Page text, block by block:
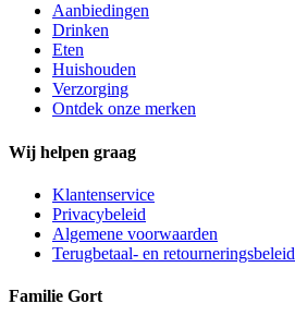
Aanbiedingen
Drinken
Eten
Huishouden
Verzorging
Ontdek onze merken
Wij helpen graag
Klantenservice
Privacybeleid
Algemene voorwaarden
Terugbetaal- en retourneringsbeleid
Familie Gort